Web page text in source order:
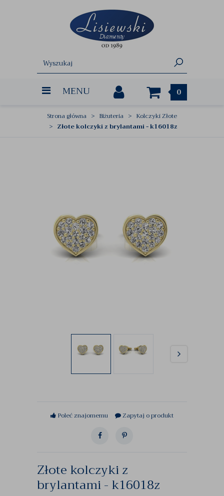
MENU 0
Strona główna Biżuteria
Kolczyki Złote
Złote kolczyki z brylantami - k16018z
Poleć znajomemu Zapytaj o produkt
Złote kolczyki z
brylantami - k16018z